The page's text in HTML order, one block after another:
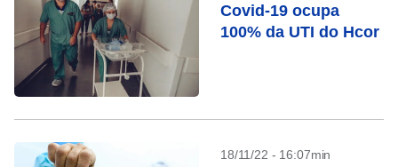
Covid-19 ocupa
100% da UTI do Hcor
18/11/22 - 16:07min